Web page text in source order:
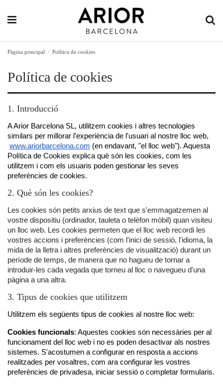
Pàgina principal Política de cookies
Política de cookies
1. Introducció
A Arior Barcelona SL, utilitzem cookies i altres tecnologies
similars per millorar l'experiència de l'usuari al nostre lloc web,
www.ariorbarcelona.com (en endavant, "el lloc web"). Aquesta
Política de Cookies explica què són les cookies, com les
utilitzem i com els usuaris poden gestionar les seves
preferències de cookies.
2. Què són les cookies?
Les cookies són petits arxius de text que s'emmagatzemen al
vostre dispositiu (ordinador, tauleta o telèfon mòbil) quan visiteu
un lloc web. Les cookies permeten que el lloc web recordi les
vostres accions i preferències (com l'inici de sessió, l'idioma, la
mida de la lletra i altres preferències de visualització) durant un
període de temps, de manera que no hagueu de tornar a
introduir-les cada vegada que torneu al lloc o navegueu d'una
pàgina a una altra.
3. Tipus de cookies que utilitzem
Utilitzem els següents tipus de cookies al nostre lloc web:
Cookies funcionals: Aquestes cookies són necessàries per al
funcionament del lloc web i no es poden desactivar als nostres
sistemes. S'acostumen a configurar en resposta a accions
realitzades per vosaltres, com ara configurar les vostres
preferències de privadesa, iniciar sessió o completar formularis.